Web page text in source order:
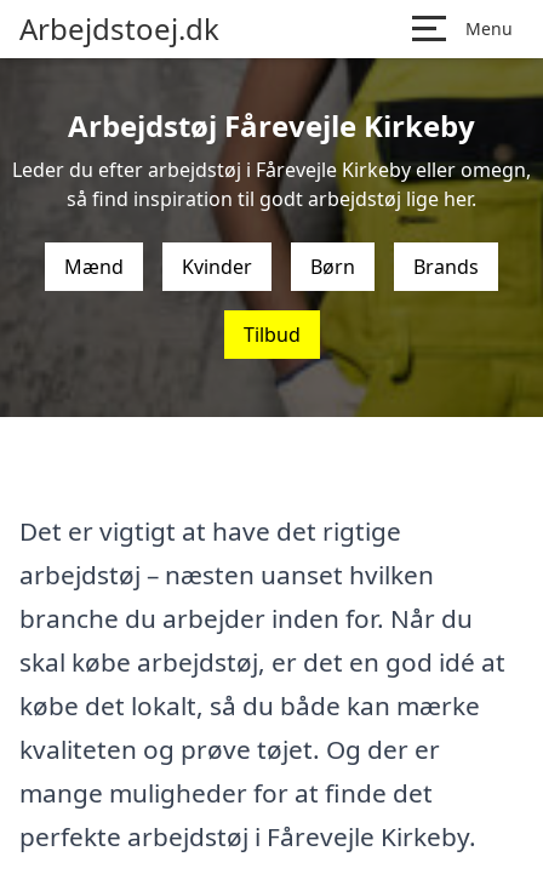
Arbejdstoej.dk Menu
Arbejdstøj Fårevejle Kirkeby
Leder du efter arbejdstøj i Fårevejle Kirkeby eller omegn,
så find inspiration til godt arbejdstøj lige her.
Mænd Kvinder Børn Brands
Tilbud
Det er vigtigt at have det rigtige
arbejdstøj – næsten uanset hvilken
branche du arbejder inden for. Når du
skal købe arbejdstøj, er det en god idé at
købe det lokalt, så du både kan mærke
kvaliteten og prøve tøjet. Og der er
mange muligheder for at finde det
perfekte arbejdstøj i Fårevejle Kirkeby.